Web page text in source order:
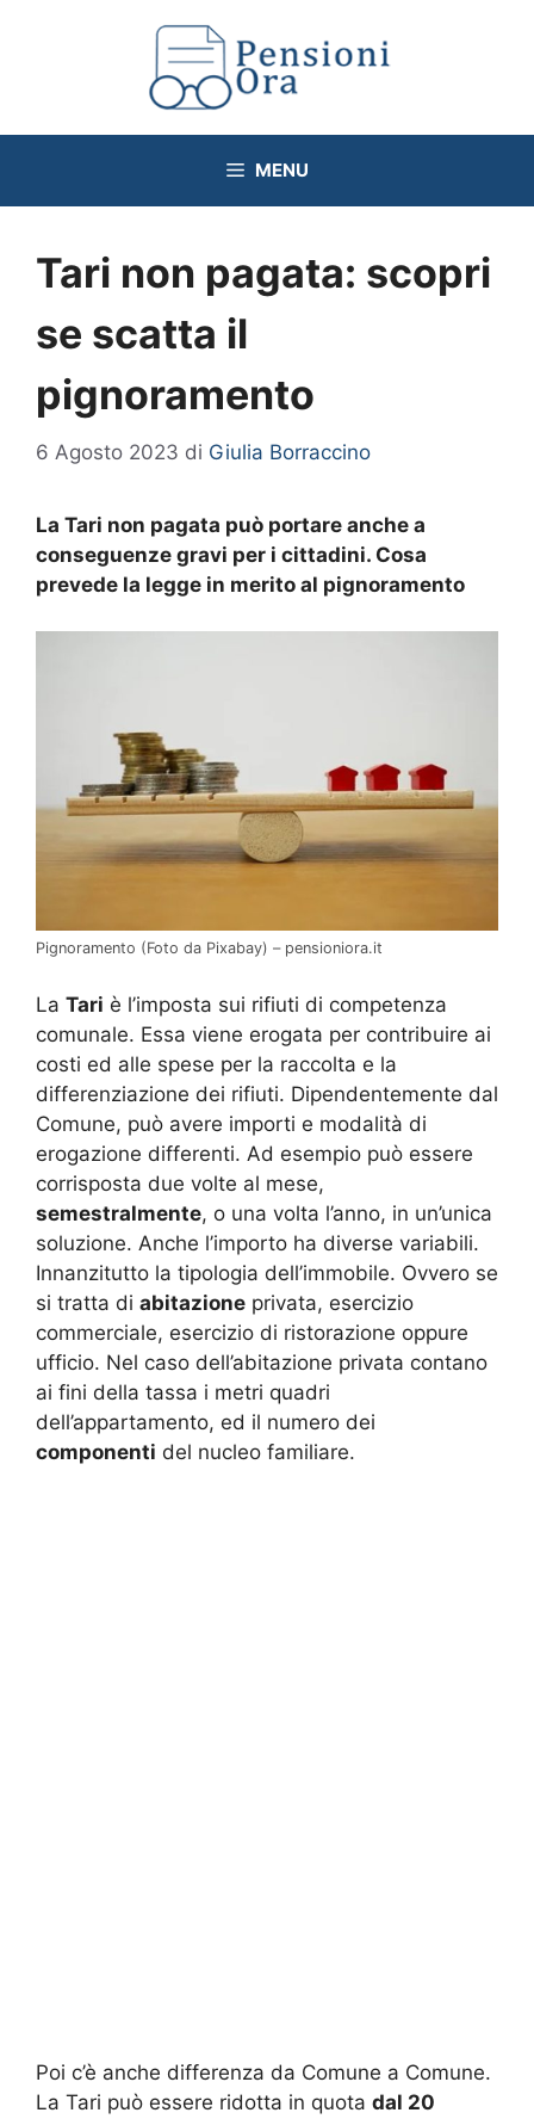
MENU
Tari non pagata: scopri
se scatta il
pignoramento
6 Agosto 2023 di Giulia Borraccino
La Tari non pagata può portare anche a
conseguenze gravi per i cittadini. Cosa
prevede la legge in merito al pignoramento
Pignoramento (Foto da Pixabay) – pensioniora.it
La Tari è l’imposta sui rifiuti di competenza
comunale. Essa viene erogata per contribuire ai
costi ed alle spese per la raccolta e la
differenziazione dei rifiuti. Dipendentemente dal
Comune, può avere importi e modalità di
erogazione differenti. Ad esempio può essere
corrisposta due volte al mese,
semestralmente, o una volta l’anno, in un’unica
soluzione. Anche l’importo ha diverse variabili.
Innanzitutto la tipologia dell’immobile. Ovvero se
si tratta di abitazione privata, esercizio
commerciale, esercizio di ristorazione oppure
ufficio. Nel caso dell’abitazione privata contano
ai fini della tassa i metri quadri
dell’appartamento, ed il numero dei
componenti del nucleo familiare.
Poi c’è anche differenza da Comune a Comune.
La Tari può essere ridotta in quota dal 20